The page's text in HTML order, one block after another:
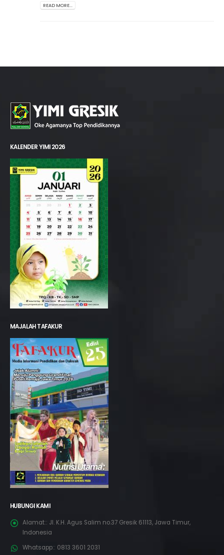
READ MORE...
KALENDER YIMI 2026
MAJALAH TAFAKUR
HUBUNGI KAMI
Alamat:: Jl. K.H. Agus Salim no.37 Gresik 61113, Jawa Timur,
Indonesia
Whatsapp:: 0813 3601 2031